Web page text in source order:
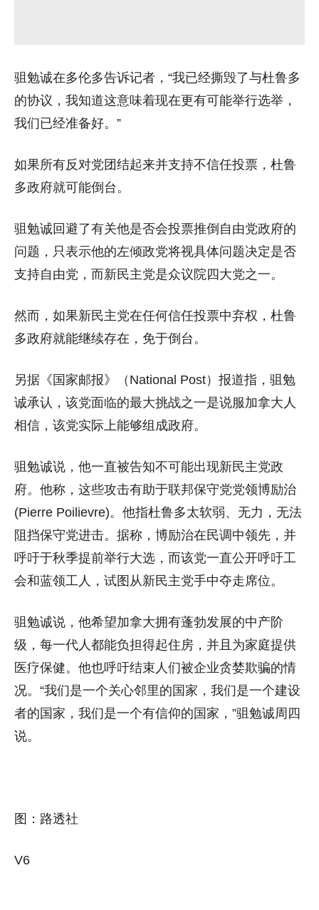
驵勉诚在多伦多告诉记者，“我已经撕毁了与杜鲁多
的协议，我知道这意味着现在更有可能举行选举，
我们已经准备好。”
如果所有反对党团结起来并支持不信任投票，杜鲁
多政府就可能倒台。
驵勉诚回避了有关他是否会投票推倒自由党政府的
问题，只表示他的左倾政党将视具体问题决定是否
支持自由党，而新民主党是众议院四大党之一。
然而，如果新民主党在任何信任投票中弃权，杜鲁
多政府就能继续存在，免于倒台。
另据《国家邮报》（National Post）报道指，驵勉
诚承认，该党面临的最大挑战之一是说服加拿大人
相信，该党实际上能够组成政府。
驵勉诚说，他一直被告知不可能出现新民主党政
府。他称，这些攻击有助于联邦保守党党领博励治
(Pierre Poilievre)。他指杜鲁多太软弱、无力，无法
阻挡保守党进击。据称，博励治在民调中领先，并
呼吁于秋季提前举行大选，而该党一直公开呼吁工
会和蓝领工人，试图从新民主党手中夺走席位。
驵勉诚说，他希望加拿大拥有蓬勃发展的中产阶
级，每一代人都能负担得起住房，并且为家庭提供
医疗保健。他也呼吁结束人们被企业贪婪欺骗的情
况。“我们是一个关心邻里的国家，我们是一个建设
者的国家，我们是一个有信仰的国家，”驵勉诚周四
说。
图：路透社
V6